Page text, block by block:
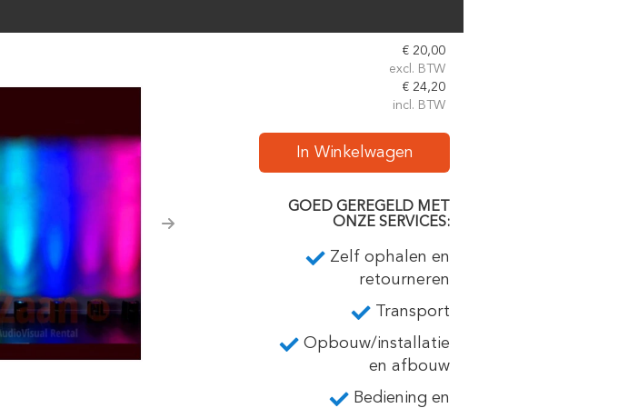
Next
€ 20,00
excl. BTW
€ 24,20
incl. BTW
In Winkelwagen
GOED GEREGELD MET
ONZE SERVICES:
Zelf ophalen en
retourneren
Transport
Opbouw/installatie
en afbouw
Bediening en